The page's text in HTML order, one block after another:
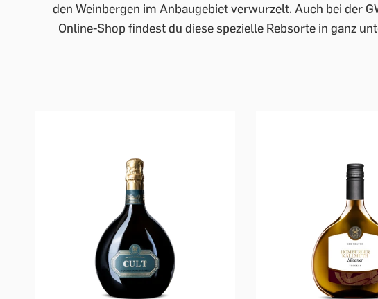
den Weinbergen im Anbaugebiet verwurzelt. Auch bei der
Online-Shop findest du diese spezielle Rebsorte in ganz